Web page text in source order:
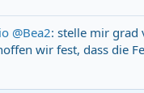
@Bea2: stelle mir grad
wir fest, dass die